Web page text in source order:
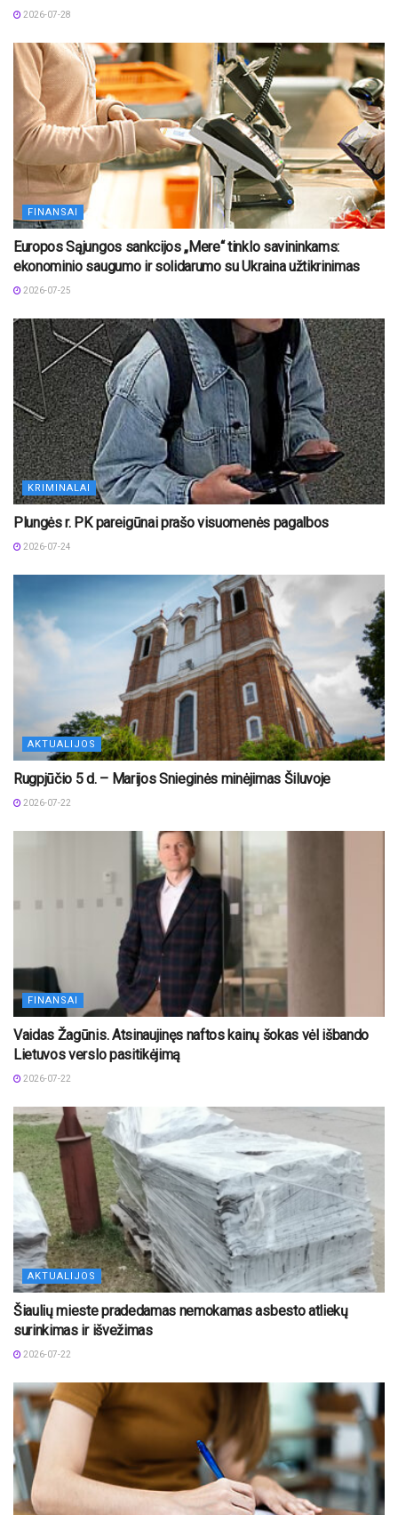
2026-07-28
FINANSAI
Europos Sąjungos sankcijos „Mere“ tinklo savininkams:
ekonominio saugumo ir solidarumo su Ukraina užtikrinimas
2026-07-25
KRIMINALAI
Plungės r. PK pareigūnai prašo visuomenės pagalbos
2026-07-24
AKTUALIJOS
Rugpjūčio 5 d. – Marijos Snieginės minėjimas Šiluvoje
2026-07-22
FINANSAI
Vaidas Žagūnis. Atsinaujinęs naftos kainų šokas vėl išbando
Lietuvos verslo pasitikėjimą
2026-07-22
AKTUALIJOS
Šiaulių mieste pradedamas nemokamas asbesto atliekų
surinkimas ir išvežimas
2026-07-22